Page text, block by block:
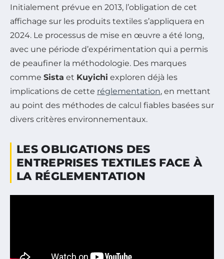
Initialement prévue en 2013, l’obligation de cet
affichage sur les produits textiles s’appliquera en
2024. Le processus de mise en œuvre a été long,
avec une période d’expérimentation qui a permis
de peaufiner la méthodologie. Des marques
comme Sista et Kuyichi exploren déjà les
implications de cette réglementation, en mettant
au point des méthodes de calcul fiables basées sur
divers critères environnementaux.
LES OBLIGATIONS DES
ENTREPRISES TEXTILES FACE À
LA RÉGLEMENTATION